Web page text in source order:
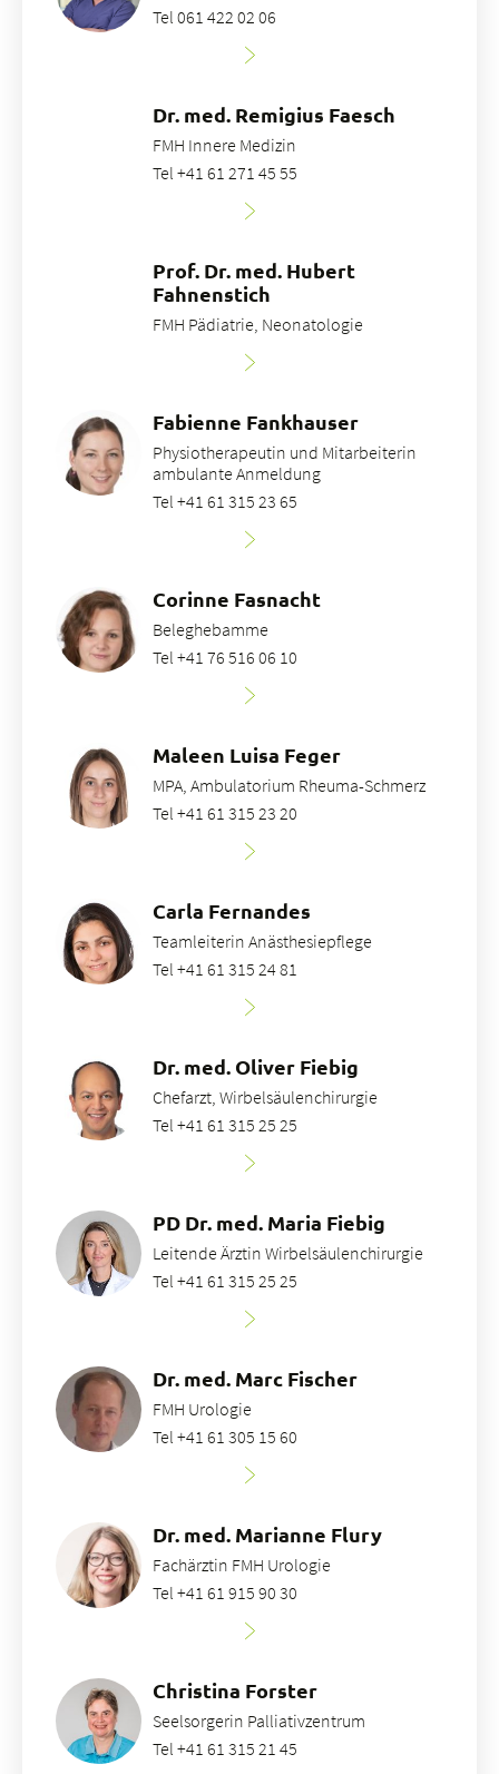
Tel 061 422 02 06
Dr. med. Remigius Faesch
FMH Innere Medizin
Tel +41 61 271 45 55
Prof. Dr. med. Hubert
Fahnenstich
FMH Pädiatrie, Neonatologie
Fabienne Fankhauser
Physiotherapeutin und Mitarbeiterin
ambulante Anmeldung
Tel +41 61 315 23 65
Corinne Fasnacht
Beleghebamme
Tel +41 76 516 06 10
Maleen Luisa Feger
MPA, Ambulatorium Rheuma-Schmerz
Tel +41 61 315 23 20
Carla Fernandes
Teamleiterin Anästhesiepflege
Tel +41 61 315 24 81
Dr. med. Oliver Fiebig
Chefarzt, Wirbelsäulenchirurgie
Tel +41 61 315 25 25
PD Dr. med. Maria Fiebig
Leitende Ärztin Wirbelsäulenchirurgie
Tel +41 61 315 25 25
Dr. med. Marc Fischer
FMH Urologie
Tel +41 61 305 15 60
Dr. med. Marianne Flury
Fachärztin FMH Urologie
Tel +41 61 915 90 30
Christina Forster
Seelsorgerin Palliativzentrum
Tel +41 61 315 21 45